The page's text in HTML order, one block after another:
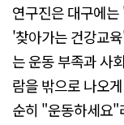
연구진은 대구에
'찾아가는 건강교
는 운동 부족과 사
람을 밖으로 나오
순히 "운동하세요"